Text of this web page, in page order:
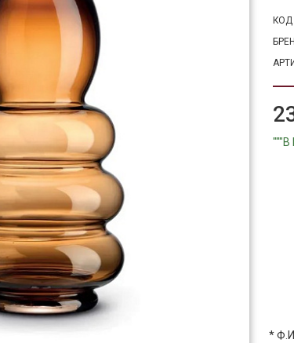
КОД
"""В
*